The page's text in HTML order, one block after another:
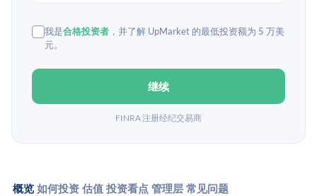
我是合格投资者 ，并了解 UpMarket 的最低投资额为 5 万美
元。
继续
FINRA 注册经纪交易商
概览 如何投资 估值 投资看点 管理层 常见问题